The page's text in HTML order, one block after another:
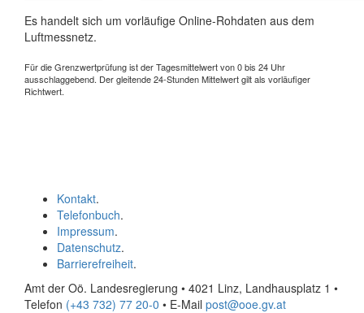
Es handelt sich um vorläufige Online-Rohdaten aus dem
Luftmessnetz.
Für die Grenzwertprüfung ist der Tagesmittelwert von 0 bis 24 Uhr
ausschlaggebend. Der gleitende 24-Stunden Mittelwert gilt als vorläufiger
Richtwert.
Kontakt.
Telefonbuch.
Impressum.
Datenschutz.
Barrierefreiheit.
Amt der Oö. Landesregierung • 4021 Linz, Landhausplatz 1 •
Telefon (+43 732) 77 20-0 • E-Mail post@ooe.gv.at